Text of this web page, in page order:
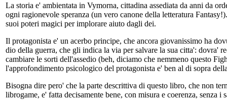
La storia e' ambientata in Vymorna, cittadina assediata da anni da
ogni ragionevole speranza (un vero canone della letteratura
suoi poteri magici per implorare aiuto dagli dei.
Il protagonista e' un acerbo principe, che ancora giovanissimo ha
dio della guerra, che gli indica la via per salvare la sua citta': dovra'
cambiare le sorti dell'assedio (beh, diciamo che nemmeno questo
l'approfondimento psicologico del protagonista e' ben al di sopra
Bisogna dire pero' che la parte descrittiva di questo libro, che non
librogame, e' fatta decisamente bene, con misura e coerenza,